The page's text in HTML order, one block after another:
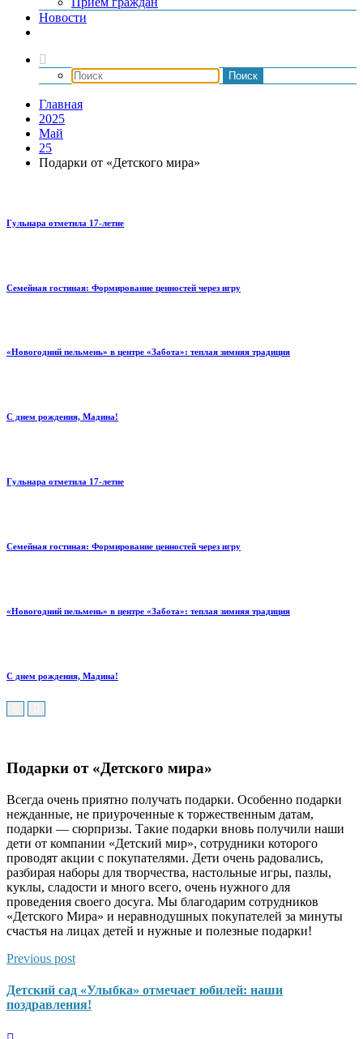
Новости
Главная
2025
Май
25
Подарки от «Детского мира»
Гульнара отметила 17‑летие
Семейная гостиная: Формирование ценностей через игру
«Новогодний пельмень» в центре «Забота»: теплая зимняя традиция
С днем рождения, Мадина!
Гульнара отметила 17‑летие
Семейная гостиная: Формирование ценностей через игру
«Новогодний пельмень» в центре «Забота»: теплая зимняя традиция
С днем рождения, Мадина!
Подарки от «Детского мира»
Всегда очень приятно получать подарки. Особенно подарки
нежданные, не приуроченные к торжественным датам,
подарки — сюрпризы. Такие подарки вновь получили наши
дети от компании «Детский мир», сотрудники которого
проводят акции с покупателями. Дети очень радовались,
разбирая наборы для творчества, настольные игры, пазлы,
куклы, сладости и много всего, очень нужного для
проведения своего досуга. Мы благодарим сотрудников
«Детского Мира» и неравнодушных покупателей за минуты
счастья на лицах детей и нужные и полезные подарки!
Previous post
Детский сад «Улыбка» отмечает юбилей: наши
поздравления!